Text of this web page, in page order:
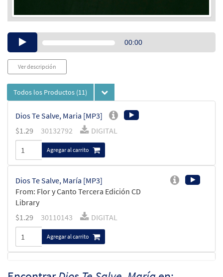
Audio00:00
Ver descripción
Todos los Productos (11)
Dios Te Salve, Maria [MP3]
$1.29 30132792 DIGITAL
Agregar al carrito
Dios Te Salve, María [MP3]
From: Flor y Canto Tercera Edición CD
Library
$1.29 30110143 DIGITAL
Agregar al carrito